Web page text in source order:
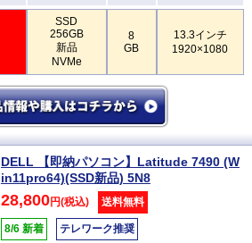
SSD
256GB
新品
NVMe
8
GB
13.3インチ
1920×1080
DELL 【即納パソコン】Latitude 7490 (W
in11pro64)(SSD新品) 5N8
28,800円(税込) 送料無料
8/6 新着 テレワーク推奨